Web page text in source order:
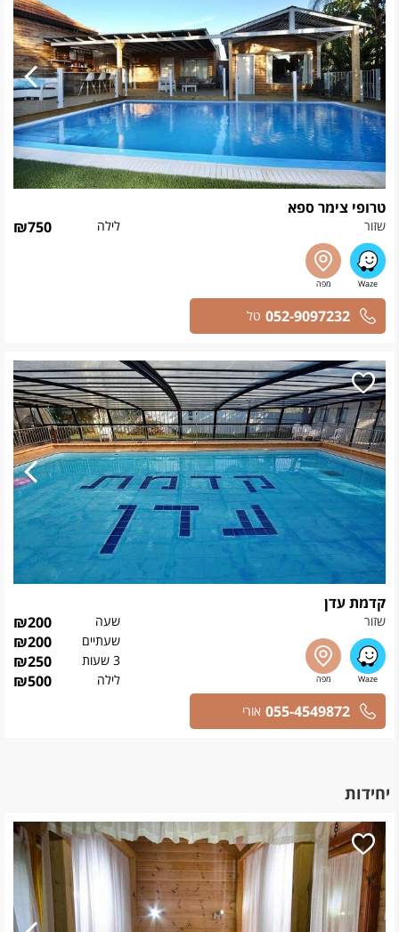
טרופי צימר ספא
שזור לילה ₪750
052-9097232 טל
קדמת עדן
שזור שעה ₪200
שעתיים ₪200
3 שעות ₪250
לילה ₪500
055-4549872 אורי
יחידות